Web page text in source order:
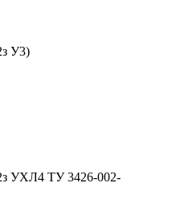
У3)
УХЛ4 ТУ 3426-002-